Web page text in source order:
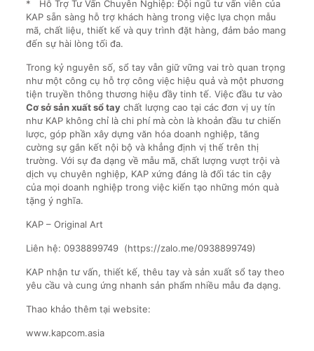
* Hỗ Trợ Tư Vấn Chuyên Nghiệp: Đội ngũ tư vấn viên của
KAP sẵn sàng hỗ trợ khách hàng trong việc lựa chọn mẫu
mã, chất liệu, thiết kế và quy trình đặt hàng, đảm bảo mang
đến sự hài lòng tối đa.
Trong kỷ nguyên số, sổ tay vẫn giữ vững vai trò quan trọng
như một công cụ hỗ trợ công việc hiệu quả và một phương
tiện truyền thông thương hiệu đầy tinh tế. Việc đầu tư vào
Cơ sở sản xuất sổ taychất lượng cao tại các đơn vị uy tín
như KAP không chỉ là chi phí mà còn là khoản đầu tư chiến
lược, góp phần xây dựng văn hóa doanh nghiệp, tăng
cường sự gắn kết nội bộ và khẳng định vị thế trên thị
trường. Với sự đa dạng về mẫu mã, chất lượng vượt trội và
dịch vụ chuyên nghiệp, KAP xứng đáng là đối tác tin cậy
của mọi doanh nghiệp trong việc kiến tạo những món quà
tặng ý nghĩa.
KAP – Original Art
Liên hệ: 0938899749 (https://zalo.me/0938899749)
KAP nhận tư vấn, thiết kế, thêu tay và sản xuất sổ tay theo
yêu cầu và cung ứng nhanh sản phẩm nhiều mẫu đa dạng.
Thao khảo thêm tại website:
www.kapcom.asia